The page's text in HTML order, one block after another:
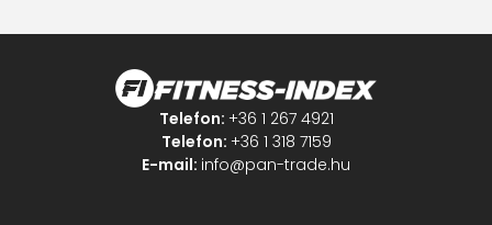
Telefon: +36 1 267 4921
Telefon: +36 1 318 7159
E-mail: info@pan-trade.hu